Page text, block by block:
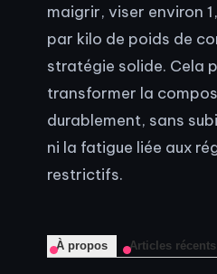
maigrir, viser environ
par kilo de poids de
stratégie solide. Cela
transformer la
durablement, sans
ni la fatigue liée aux
restrictifs.
À propos Articles récents